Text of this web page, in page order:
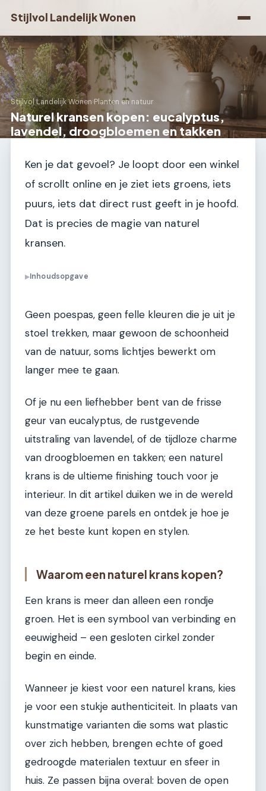
Stijlvol Landelijk Wonen
Stijlvol Landelijk Wonen›Planten en natuur
Naturel kransen kopen: eucalyptus,
lavendel, droogbloemen en takken
Ken je dat gevoel? Je loopt door een winkel
of scrollt online en je ziet iets groens, iets
puurs, iets dat direct rust geeft in je hoofd.
Dat is precies de magie van naturel
kransen.
▶Inhoudsopgave
Geen poespas, geen felle kleuren die je uit je
stoel trekken, maar gewoon de schoonheid
van de natuur, soms lichtjes bewerkt om
langer mee te gaan.
Of je nu een liefhebber bent van de frisse
geur van eucalyptus, de rustgevende
uitstraling van lavendel, of de tijdloze charme
van droogbloemen en takken; een naturel
krans is de ultieme finishing touch voor je
interieur. In dit artikel duiken we in de wereld
van deze groene parels en ontdek je hoe je
ze het beste kunt kopen en stylen.
Waarom een naturel krans kopen?
Een krans is meer dan alleen een rondje
groen. Het is een symbool van verbinding en
eeuwigheid – een gesloten cirkel zonder
begin en einde.
Wanneer je kiest voor een naturel krans, kies
je voor een stukje authenticiteit. In plaats van
kunstmatige varianten die soms wat plastic
over zich hebben, brengen echte of goed
gedroogde materialen textuur en sfeer in
huis. Ze passen bijna overal: boven de open